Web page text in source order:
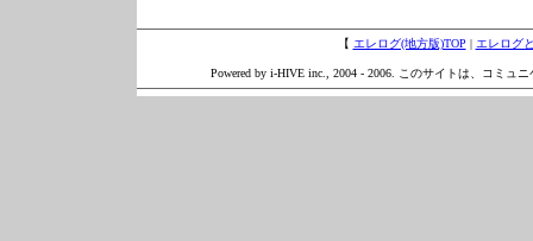
【 エレログ(地方版)TOP | エレログ
Powered by i-HIVE inc., 2004 - 2006. このサイトは、コミュ